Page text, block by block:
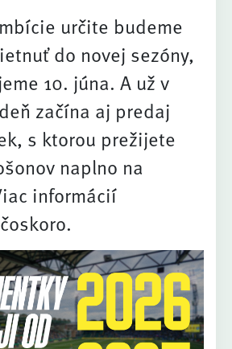
určite budeme
do novej sezóny,
10. júna. A už v
začína aj predaj
s ktorou prežijete
naplno na
informácií